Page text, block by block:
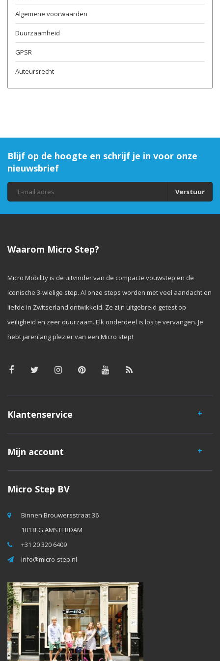
Algemene voorwaarden
Duurzaamheid
GPSR
Auteursrecht
Blijf op de hoogte en schrijf je in voor onze
nieuwsbrief
Verstuur
Waarom Micro Step?
Micro Mobility is de uitvinder van de compacte vouwstep en de
iconische 3-wielige step. Al onze steps worden met veel aandacht en
liefde in Zwitserland ontwikkeld. Ze zijn uitgebreid getest op
veiligheid en zeer duurzaam. Elk onderdeel is los te vervangen. Je
hebt jarenlang plezier van een Micro step!
Klantenservice
Mijn account
Micro Step BV
Binnen Brouwersstraat 36
1013EG AMSTERDAM
+31 20 320 6409
info@micro-step.nl